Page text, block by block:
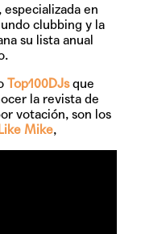
, especializada en
clubbing y la
su lista anual
Top100DJsque
la revista de
votación, son los
Mike,